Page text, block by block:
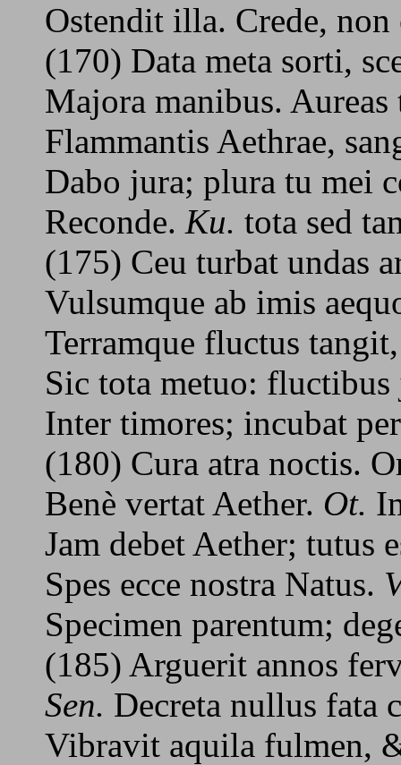
Ostendit illa. Crede, non
(170) Data meta sorti,
Majora manibus. Aureas
Flammantis Aethrae,
Dabo jura; plura tu mei
Reconde. Ku. tota sed
(175) Ceu turbat undas
Vulsumque ab imis
Terramque fluctus
Sic tota metuo:
Inter timores; incubat
(180) Cura atra noctis.
Benè vertat Aether. Ot.
Jam debet Aether; tutus
Spes ecce nostra Natus.
Specimen parentum;
(185) Arguerit annos
Sen. Decreta nullus fata
Vibravit aquila fulmen,